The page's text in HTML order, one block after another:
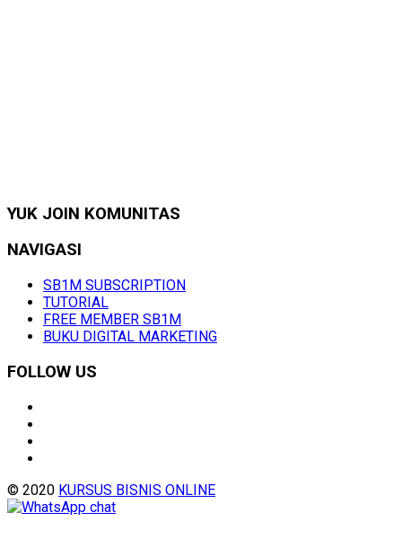
YUK JOIN KOMUNITAS
NAVIGASI
SB1M SUBSCRIPTION
TUTORIAL
FREE MEMBER SB1M
BUKU DIGITAL MARKETING
FOLLOW US
© 2020 KURSUS BISNIS ONLINE